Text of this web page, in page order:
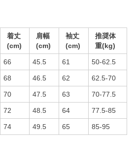
着丈
(cm)
肩幅
(cm)
袖丈
(cm)
推奨体
重(kg)
66 45.5 61 50-62.5
68 46.5 62 62.5-70
70 47.5 63 70-77.5
72 48.5 64 77.5-85
74 49.5 65 85-95